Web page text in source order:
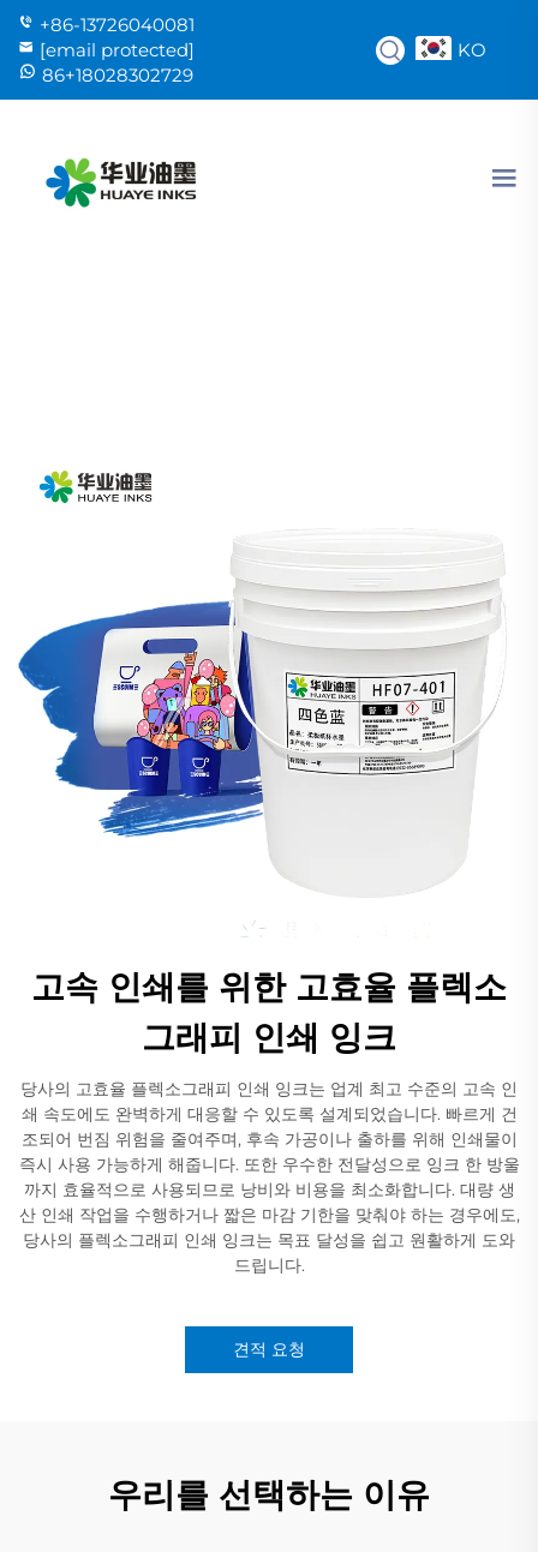
+86-13726040081
[email protected]
86+18028302729
KO
고속 인쇄를 위한 고효율 플렉소
그래피 인쇄 잉크
당사의 고효율 플렉소그래피 인쇄 잉크는 업계 최고 수준의 고속 인
쇄 속도에도 완벽하게 대응할 수 있도록 설계되었습니다. 빠르게 건
조되어 번짐 위험을 줄여주며, 후속 가공이나 출하를 위해 인쇄물이
즉시 사용 가능하게 해줍니다. 또한 우수한 전달성으로 잉크 한 방울
까지 효율적으로 사용되므로 낭비와 비용을 최소화합니다. 대량 생
산 인쇄 작업을 수행하거나 짧은 마감 기한을 맞춰야 하는 경우에도,
당사의 플렉소그래피 인쇄 잉크는 목표 달성을 쉽고 원활하게 도와
드립니다.
견적 요청
우리를 선택하는 이유